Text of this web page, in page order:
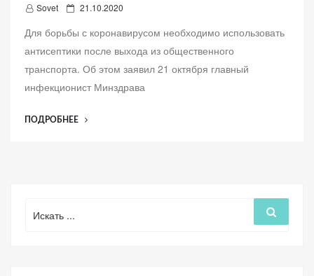
Sovet
Д
б
а
в
л
н
21.10.2020
Для борьбы с коронавирусом необходимо использовать
антисептики после выхода из общественного
транспорта. Об этом заявил 21 октября главный
инфекционист Минздрава
ПОДРОБНЕЕ
“ИНФЕКЦИОНИСТ
для:
Поиск